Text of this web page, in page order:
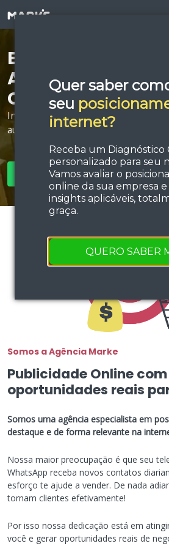
Quer saber
seu
internet?
Receba um Diagnóstico
personalizado para seu
Vamos avaliar o
online da sua empresa
insights aplicáveis,
graça.
QUERO SABER
Está procurando
Agência de
Online em
Invista em estratégias de tráfego e
aumente sua força de vendas!
SOLICITAR ORÇAMENTO
Somos a Agência Marke
Publicidade Online
oportunidades reais
Somos uma agência especialista em
destaque e de forma relevante na
Nossa maior preocupação é que seu
WhatsApp receba novos contatos
esforço te ajude a vender. De nada
tornam clientes efetivamente!
Por isso nossa dedicação está em
você e gerar oportunidades reais de